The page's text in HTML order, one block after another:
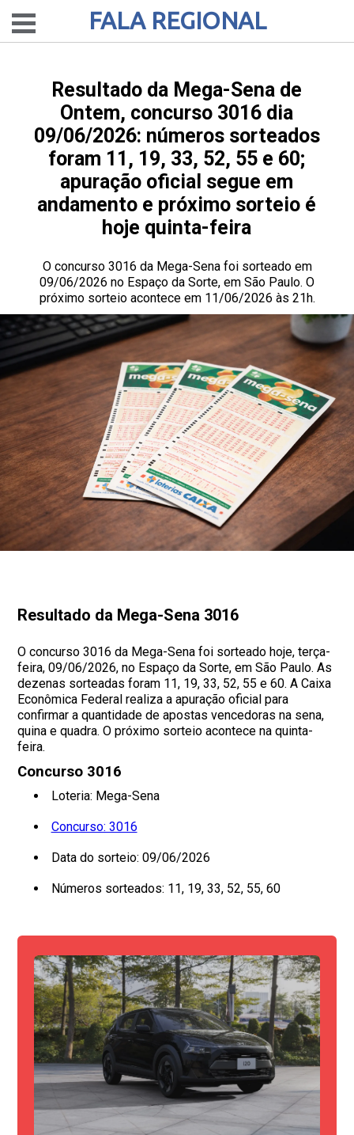
FALA REGIONAL
Resultado da Mega-Sena de
Ontem, concurso 3016 dia
09/06/2026: números sorteados
foram 11, 19, 33, 52, 55 e 60;
apuração oficial segue em
andamento e próximo sorteio é
hoje quinta-feira
O concurso 3016 da Mega-Sena foi sorteado em
09/06/2026 no Espaço da Sorte, em São Paulo. O
próximo sorteio acontece em 11/06/2026 às 21h.
Resultado da Mega-Sena 3016
O concurso 3016 da Mega-Sena foi sorteado hoje, terça-
feira, 09/06/2026, no Espaço da Sorte, em São Paulo. As
dezenas sorteadas foram 11, 19, 33, 52, 55 e 60. A Caixa
Econômica Federal realiza a apuração oficial para
confirmar a quantidade de apostas vencedoras na sena,
quina e quadra. O próximo sorteio acontece na quinta-
feira.
Concurso 3016
Loteria: Mega-Sena
Concurso: 3016
Data do sorteio: 09/06/2026
Números sorteados: 11, 19, 33, 52, 55, 60